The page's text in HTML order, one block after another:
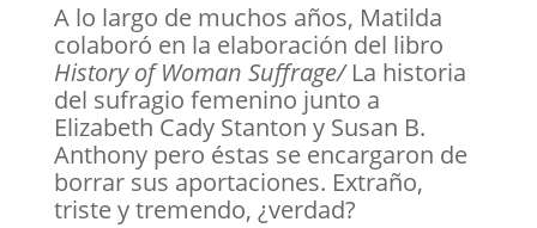
A lo largo de muchos años, Matilda
colaboró en la elaboración del libro
History of Woman Suffrage/La historia
del sufragio femenino junto a
Elizabeth Cady Stanton y Susan B.
Anthony pero éstas se encargaron de
borrar sus aportaciones. Extraño,
triste y tremendo, ¿verdad?